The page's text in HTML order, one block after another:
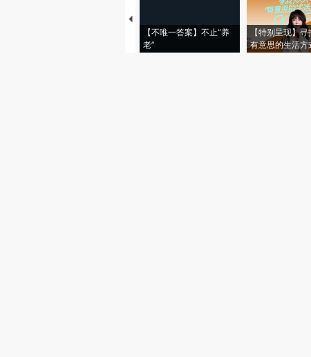
【不唯一答案】不止“养
老”
【特别呈现】
有意思的生活方